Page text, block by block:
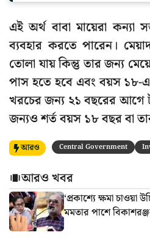
এই অর্থ বাবা মায়েরা কন্যা
ব্যবহার করতে পারেন।
তোলা যায় কিন্তু তার জন্য
পাস হতে হবে এবং বয়স ১৮-
খরচের জন্য ২১ বছরের আগে
জন্যও শর্ত বয়স ১৮ বছর বা
আরও Central Government
আরও খবর
‘প্রকাশ্যে ক্ষমা চাওয়া
মমতার পাশে